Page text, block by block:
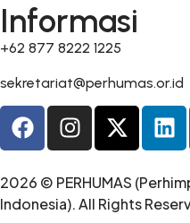
Informasi
+62 877 8222 1225
sekretariat@perhumas.or.id
2026 © PERHUMAS
Indonesia). All Rights